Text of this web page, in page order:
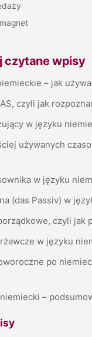
czytane wpisy
– jak
czyli jak
w języku
używanych
w języku
(das Passiv) w
czyli jak
w języku
po
–